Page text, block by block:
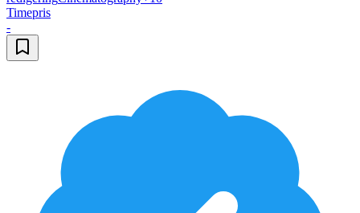
Timepris
-